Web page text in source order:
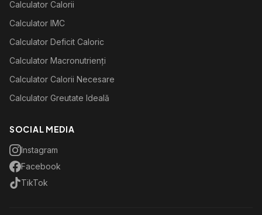
Calculator Calorii
Calculator IMC
Calculator Deficit Caloric
Calculator Macronutrienți
Calculator Calorii Necesare
Calculator Greutate Ideală
SOCIAL MEDIA
Instagram
Facebook
TikTok